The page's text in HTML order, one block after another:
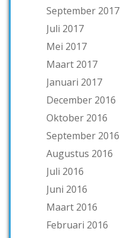
September 2017
Juli 2017
Mei 2017
Maart 2017
Januari 2017
December 2016
Oktober 2016
September 2016
Augustus 2016
Juli 2016
Juni 2016
Maart 2016
Februari 2016